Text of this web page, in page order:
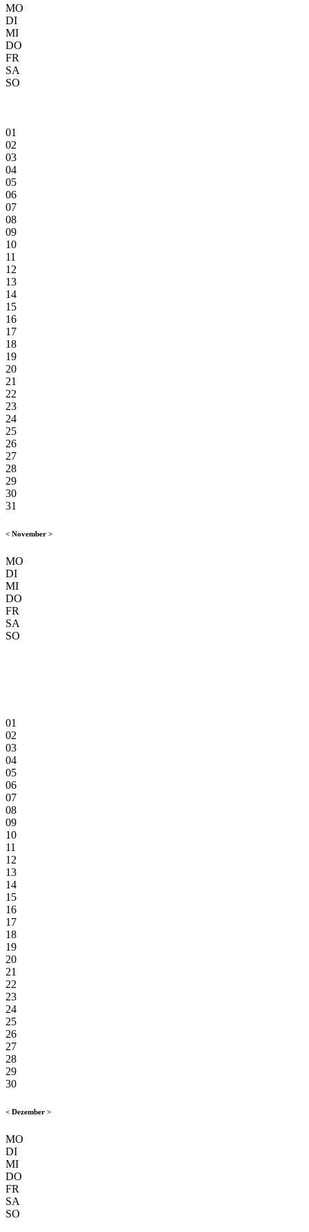
MO
DI
MI
DO
FR
SA
SO
01
02
03
04
05
06
07
08
09
10
11
12
13
14
15
16
17
18
19
20
21
22
23
24
25
26
27
28
29
30
31
< November >
MO
DI
MI
DO
FR
SA
SO
01
02
03
04
05
06
07
08
09
10
11
12
13
14
15
16
17
18
19
20
21
22
23
24
25
26
27
28
29
30
< Dezember >
MO
DI
MI
DO
FR
SA
SO